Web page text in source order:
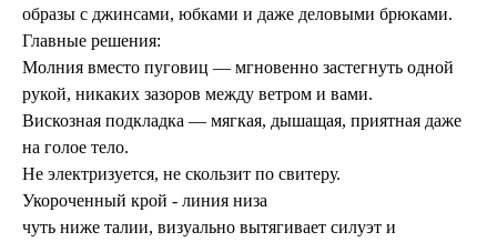
образы с джинсами, юбками и даже деловыми брюками.
Главные решения:
Молния вместо пуговиц — мгновенно застегнуть одной
рукой, никаких зазоров между ветром и вами.
Вискозная подкладка — мягкая, дышащая, приятная даже
на голое тело.
Не электризуется, не скользит по свитеру.
Укороченный крой - линия низа
чуть ниже талии, визуально вытягивает силуэт и